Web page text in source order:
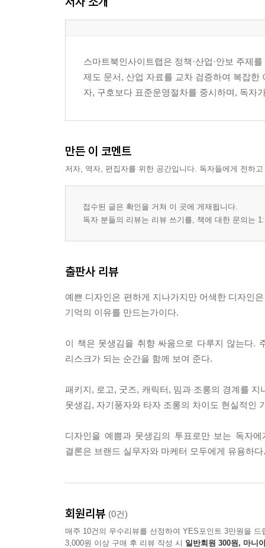
2절. 쉽게 처리되는 아름다움과 멈칫하게 하는 낯섦
4장. 주목은 어디서 시작되고 어디서 식는가
1절. 눈길을 끄는 자극과 피로를 만드는 자극
5장. 브랜드는 어색함을 어떻게 자기 언어로 바꾸
1절. 낯선 모양이 브랜드의 말투가 되는 과정
2절. 반복 없이 튀는 디자인이 오래 못 가는 이유
3절. 보기 싫다는 반응을 자산으로 착각하는 위험
6장. 패키지, 로고, 굿즈, 캐릭터가 기억을 나누는
1절. 진열대에서 먼저 발견되는 패키지의 조건
2절. 로고는 예쁜 그림보다 빠른 단서가 되어야 한
3절. 굿즈와 캐릭터가 취향 공동체를 만드는 순간
7장. “못생기면 뜬다”는 쉬운 공식이 위험한 까닭
2절. 밈이 되는 것과 브랜드가 되는 것의 차이
3절. 조롱을 인기와 혼동할 때 생기는 손상
8장. 화제성, 공유, 구매 전환, 장기 가치가 갈라지
4절. 장기 브랜드 가치가 단기 소란을 이기는 순간
9장. 귀여운 못생김과 불쾌한 못생김 사이의 선
스마트북인사이트랩은 정책·산업·안보 주제
제도 문서, 산업 자료를 교차 검증하여 복잡
자, 구호보다 표준운영절차를 중시하며, 독자
만든 이 코멘트
저자, 역자, 편집자를 위한 공간입니다. 독자들에게 전하
접수된 글은 확인을 거쳐 이 곳에 게재됩니다.
독자 분들의 리뷰는 리뷰 쓰기를, 책에 대한 문의는
출판사 리뷰
예쁜 디자인은 편하게 지나가지만 어색한 디자인
기억의 이유를 만드는가이다.
이 책은 못생김을 취향 싸움으로 다루지 않는다.
리스크가 되는 순간을 함께 보여 준다.
패키지, 로고, 굿즈, 캐릭터, 밈과 조롱의 경계를
못생김, 자기풍자와 타자 조롱의 차이도 현실적인
디자인을 예쁨과 못생김의 투표로만 보는 독자
결론은 브랜드 실무자와 마케터 모두에게 유용하다.
회원리뷰 (0건)
매주 10건의 우수리뷰를 선정하여 YES포인트 3만원을 드
3,000원 이상 구매 후 리뷰 작성 시 일반회원 300원, 마니